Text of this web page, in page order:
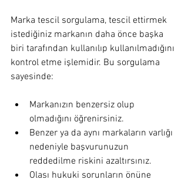
Marka tescil sorgulama, tescil ettirmek
istediğiniz markanın daha önce başka
biri tarafından kullanılıp kullanılmadığını
kontrol etme işlemidir. Bu sorgulama
sayesinde:
Markanızın benzersiz olup
olmadığını öğrenirsiniz.
Benzer ya da aynı markaların varlığı
nedeniyle başvurunuzun
reddedilme riskini azaltırsınız.
Olası hukuki sorunların önüne